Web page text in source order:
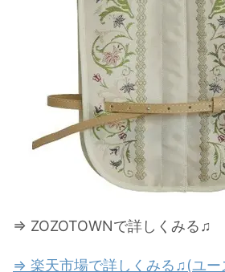
⇒ ZOZOTOWNで詳しくみる♫
⇒ 楽天市場で詳しくみる♫(ユー